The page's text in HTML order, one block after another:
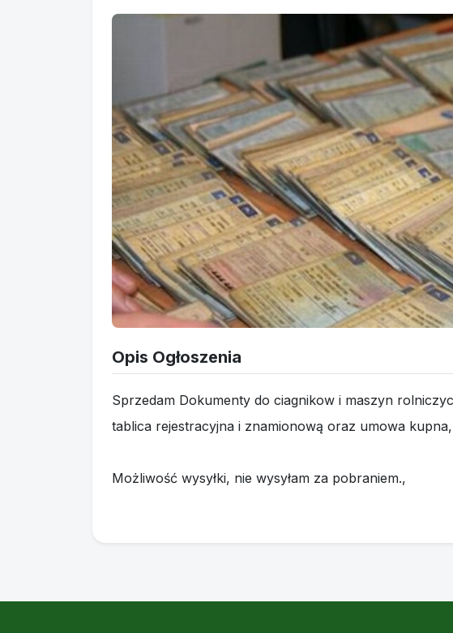
Opis Ogłoszenia
Sprzedam Dokumenty do ciagnikow i maszyn
tablica rejestracyjna i znamionową oraz umowa kupna,
Możliwość wysyłki, nie wysyłam za pobraniem.,